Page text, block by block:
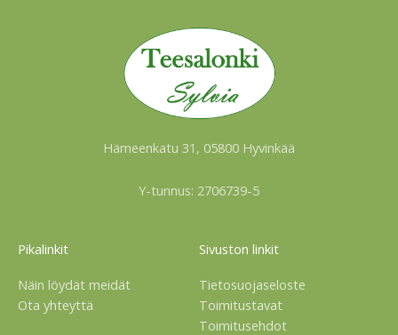
Hämeenkatu 31, 05800 Hyvinkää
Y-tunnus: 2706739-5
Pikalinkit
Näin löydät meidät
Ota yhteyttä
Sivuston linkit
Tietosuojaseloste
Toimitustavat
Toimitusehdot